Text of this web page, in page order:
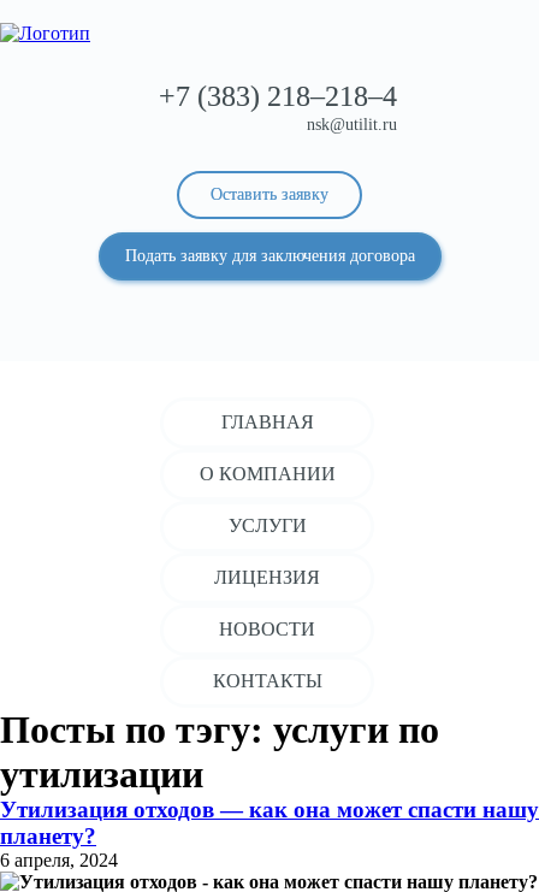
+7 (383) 218–218–4
nsk@utilit.ru
Оставить заявку
Подать заявку для заключения договора
ГЛАВНАЯ
О КОМПАНИИ
УСЛУГИ
ЛИЦЕНЗИЯ
НОВОСТИ
КОНТАКТЫ
Посты по тэгу: услуги по
утилизации
Утилизация отходов — как она может спасти нашу
планету?
6 апреля, 2024